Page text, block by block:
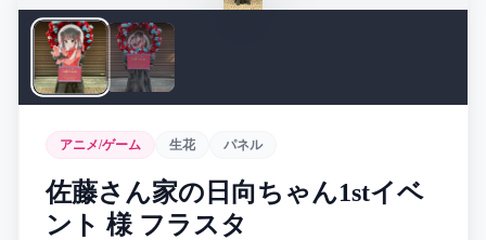
アニメ/ゲーム 生花 パネル
佐藤さん家の日向ちゃん1stイベ
ント 様 フラスタ